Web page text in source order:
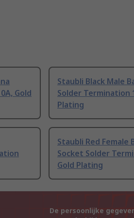
Gold
Staubli Black Male
Solder Termination
Plating
Staubli Red Female
Socket Solder
Gold Plating
De persoonlijke